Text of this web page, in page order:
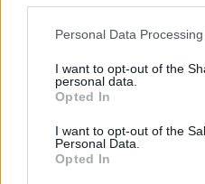
Personal Data
I want to opt-out of the
personal data.
Opted In
I want to opt-out of the
Personal Data.
Opted In
Μπότση για τα
δημιουργήσει ένα
περιλαμβάνει
αποστολές του και τα